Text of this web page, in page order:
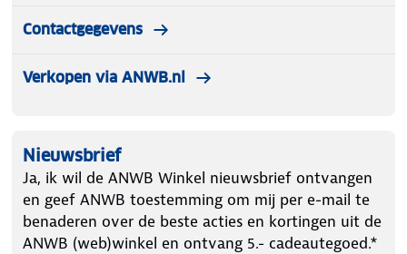
Contactgegevens
Verkopen via ANWB.nl
Nieuwsbrief
Ja, ik wil de ANWB Winkel nieuwsbrief ontvangen
en geef ANWB toestemming om mij per e-mail te
benaderen over de beste acties en kortingen uit de
ANWB (web)winkel en ontvang 5.- cadeautegoed.*